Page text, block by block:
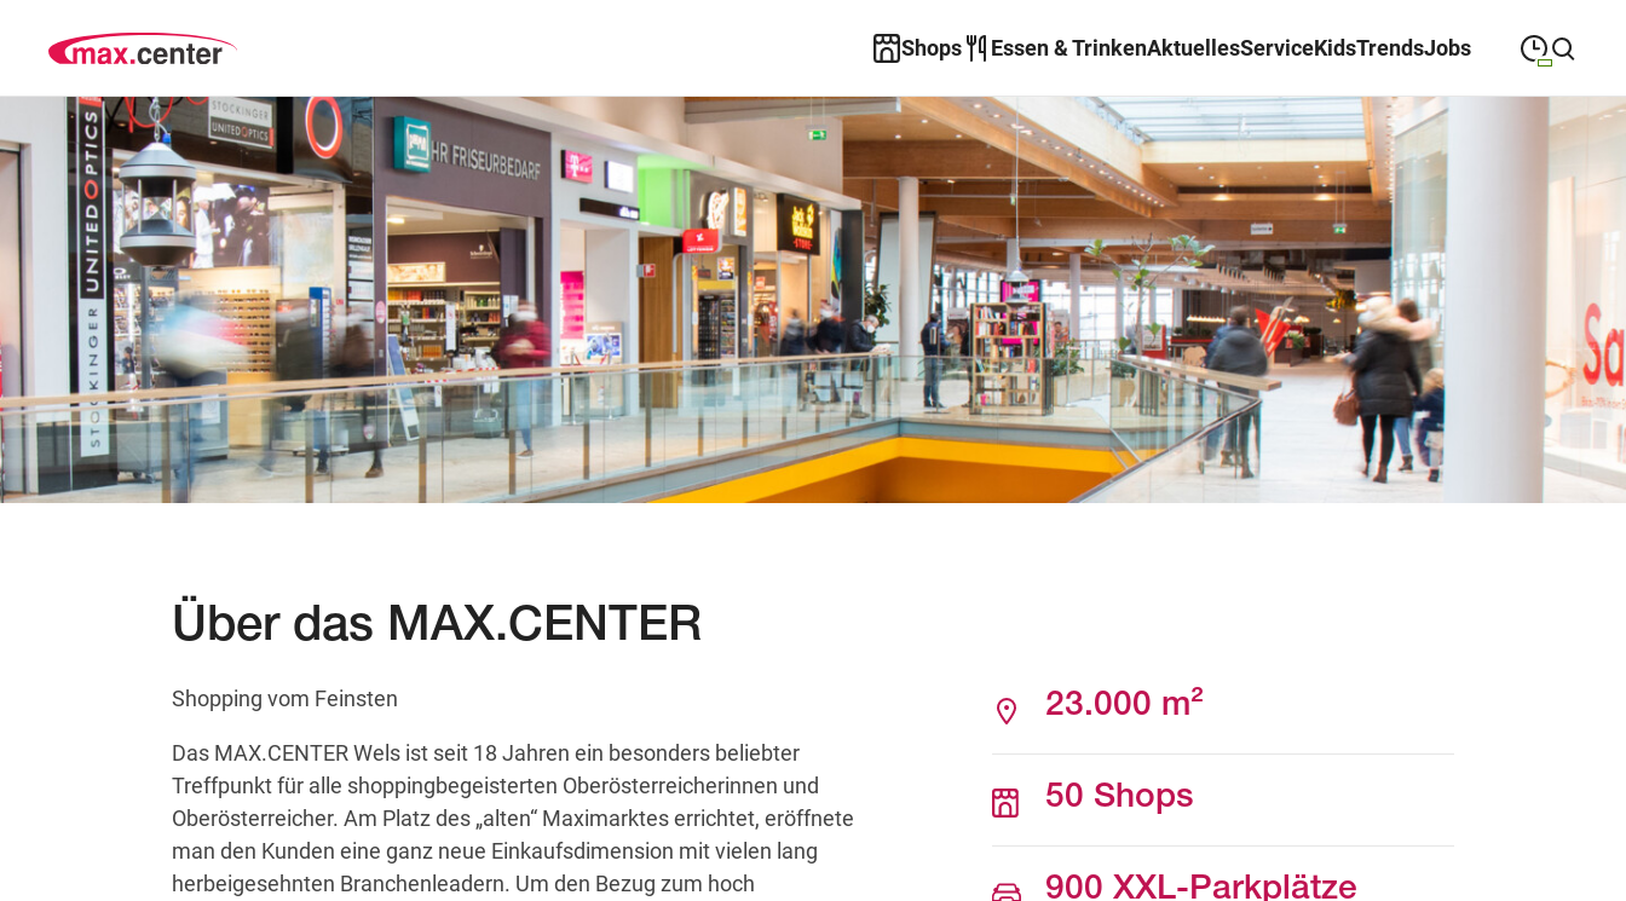
Shops Essen & TrinkenAktuellesServiceKidsTrendsJobs
Suche schließenMontag
MONTAG
DIENSTAG
Mittwoch
MITTWOCH
Donnerstag
DONNERSTAG
Freitag
FREITAG 19:00
Samstag
SAMSTAG 18:00
Über das MAX.CENTER
Shopping vom Feinsten
Das MAX.CENTER Wels ist seit 18 Jahren ein besonders beliebter
Treffpunkt für alle shoppingbegeisterten Oberösterreicherinnen und
Oberösterreicher. Am Platz des „alten“ Maximarktes errichtet, eröffnete
man den Kunden eine ganz neue Einkaufsdimension mit vielen lang
herbeigesehnten Branchenleadern. Um den Bezug zum hoch
23.000 m²
50 Shops
900 XXL-Parkplätze